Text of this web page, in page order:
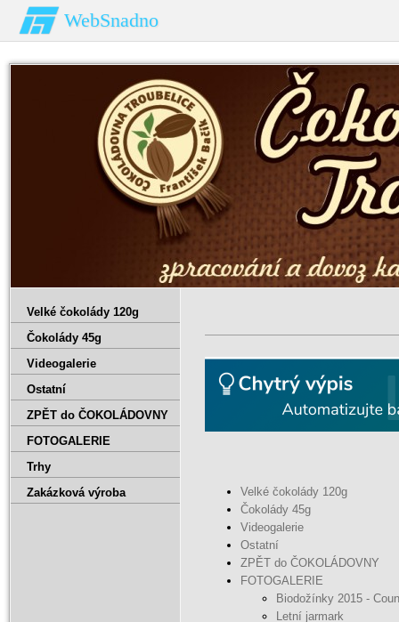
WebSnadno
Velké čokolády 120g
Čokolády 45g
Videogalerie
Ostatní
ZPĚT do ČOKOLÁDOVNY
FOTOGALERIE
Biodožínky 2015 -
Letní jarmark
Velké čokolády 120g
Čokolády 45g
Videogalerie
Ostatní
ZPĚT do ČOKOLÁDOVNY
FOTOGALERIE
Trhy
Zakázková výroba